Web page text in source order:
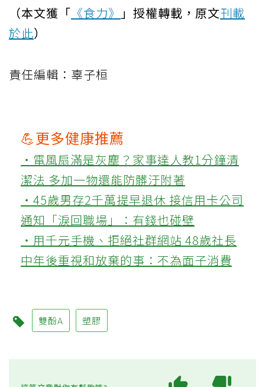
（本文獲「 《食力》 」授權轉載，原文刊載
於此）
責任編輯：辜子桓
💪更多健康推薦
‧電風扇滿是灰塵？家事達人教1分鐘清
潔法 多加一物還能防髒汙附著
‧45歲男存2千萬提早退休 接信用卡公司
通知「淚回職場」：有錢也碰壁
‧用千元手機、拒絕社群網站 48歲社長
中年後重視和放棄的事：不為面子消費
雙酚A 塑膠